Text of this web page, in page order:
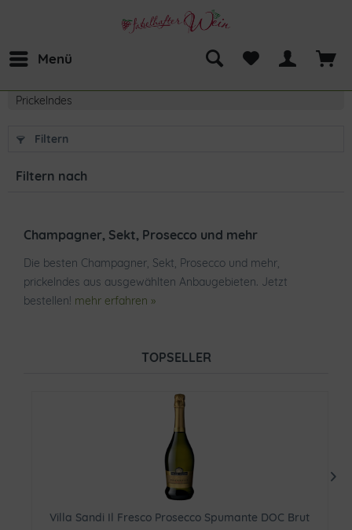
Menü
Prickelndes
Filtern
Filtern nach
Champagner, Sekt, Prosecco und mehr
Die besten Champagner, Sekt, Prosecco und mehr,
prickelndes aus ausgewählten Anbaugebieten. Jetzt
bestellen! mehr erfahren »
TOPSELLER
Villa Sandi Il Fresco Prosecco Spumante DOC Brut